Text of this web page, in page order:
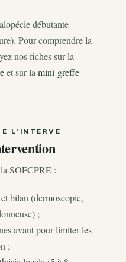
débutante
Pour comprendre la
nos fiches sur la
et sur la mini-greffe
SOFCPRE :
bilan (dermoscopie,
;
avant pour limiter les
;